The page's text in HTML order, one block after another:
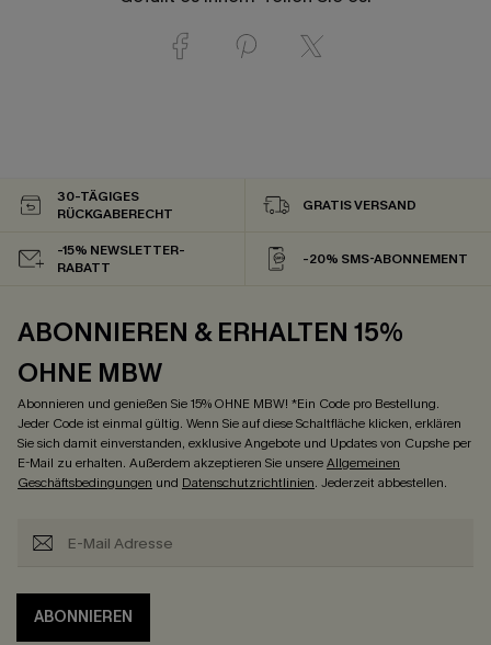
30-TÄGIGES
RÜCKGABERECHT
GRATIS VERSAND
-15% NEWSLETTER-
RABATT
-20% SMS-ABONNEMENT
ABONNIEREN & ERHALTEN 15%
OHNE MBW
Abonnieren und genießen Sie 15% OHNE MBW! *Ein Code pro Bestellung.
Jeder Code ist einmal gültig. Wenn Sie auf diese Schaltfläche klicken, erklären
Sie sich damit einverstanden, exklusive Angebote und Updates von Cupshe per
E-Mail zu erhalten. Außerdem akzeptieren Sie unsereAllgemeinen
Geschäftsbedingungen und Datenschutzrichtlinien. Jederzeit abbestellen.
ABONNIEREN